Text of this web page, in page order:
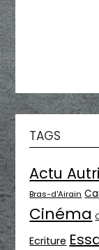
TAGS
Actu
Bras-d'Airain
Cinéma
Ecriture